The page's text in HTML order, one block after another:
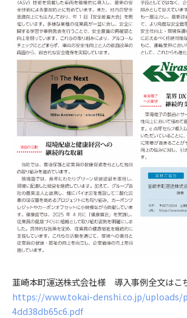
韮崎本町運送株式会社様 導入事例全文はこ
https://www.tokai-denshi.co.jp/uploads/
4dd38db65c6.pdf